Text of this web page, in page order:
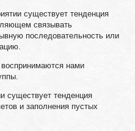
существует тенденция
связывать
последовательность или
нами
существует тенденция
и заполнения пустых